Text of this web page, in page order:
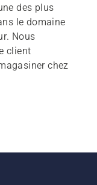
des plus
le domaine
Nous
client
chez